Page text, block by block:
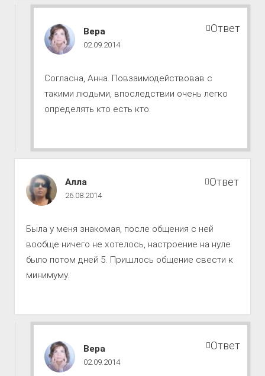
Путь
к
комментарии
Вера
02.09.2014
Согласна, Анна. Повзаимодействовав с
такими людьми, впоследствии очень легко
определять кто есть кто.
Ответ
Путь
к
комментарии
Алла
26.08.2014
Была у меня знакомая, после общения с ней
вообще ничего не хотелось, настроение на нуле
было потом дней 5. Пришлось общение свести к
минимуму.
Ответ
Путь
к
Вера
02.09.2014
Ответ